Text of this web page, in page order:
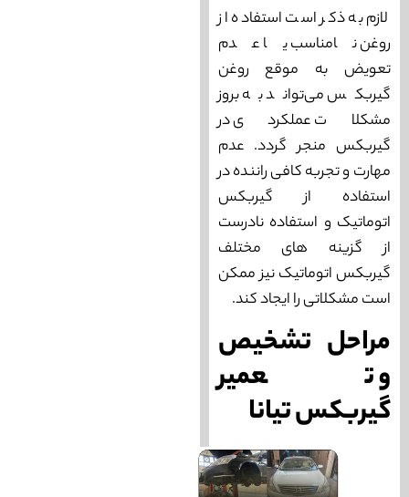
لازم به ذکر است استفاده از
روغن نامناسب یا عدم
تعویض به موقع روغن
گیربکس می‌‌تواند به بروز
مشکلات عملکردی در
گیربکس منجر گردد. عدم
مهارت و تجربه کافی راننده در
استفاده از گیربکس
اتوماتیک و استفاده نادرست
از گزینه های مختلف
گیربکس اتوماتیک نیز ممکن
است مشکلاتی را ایجاد کند.
مراحل تشخیص
و تعمیر
گیربکس تیانا